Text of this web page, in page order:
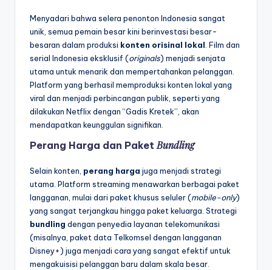
Menyadari bahwa selera penonton Indonesia sangat
unik, semua pemain besar kini berinvestasi besar-
besaran dalam produksi konten orisinal lokal . Film dan
serial Indonesia eksklusif (originals) menjadi senjata
utama untuk menarik dan mempertahankan pelanggan.
Platform yang berhasil memproduksi konten lokal yang
viral dan menjadi perbincangan publik, seperti yang
dilakukan Netflix dengan “Gadis Kretek”, akan
mendapatkan keunggulan signifikan.
Perang Harga dan PaketBundling
Selain konten, perang harga juga menjadi strategi
utama. Platform streaming menawarkan berbagai paket
langganan, mulai dari paket khusus seluler (mobile-only)
yang sangat terjangkau hingga paket keluarga. Strategi
bundling dengan penyedia layanan telekomunikasi
(misalnya, paket data Telkomsel dengan langganan
Disney+) juga menjadi cara yang sangat efektif untuk
mengakuisisi pelanggan baru dalam skala besar.